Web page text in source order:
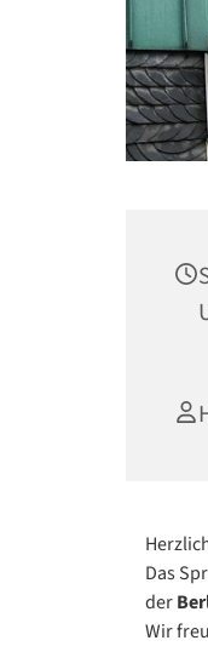
Das
der
Wir